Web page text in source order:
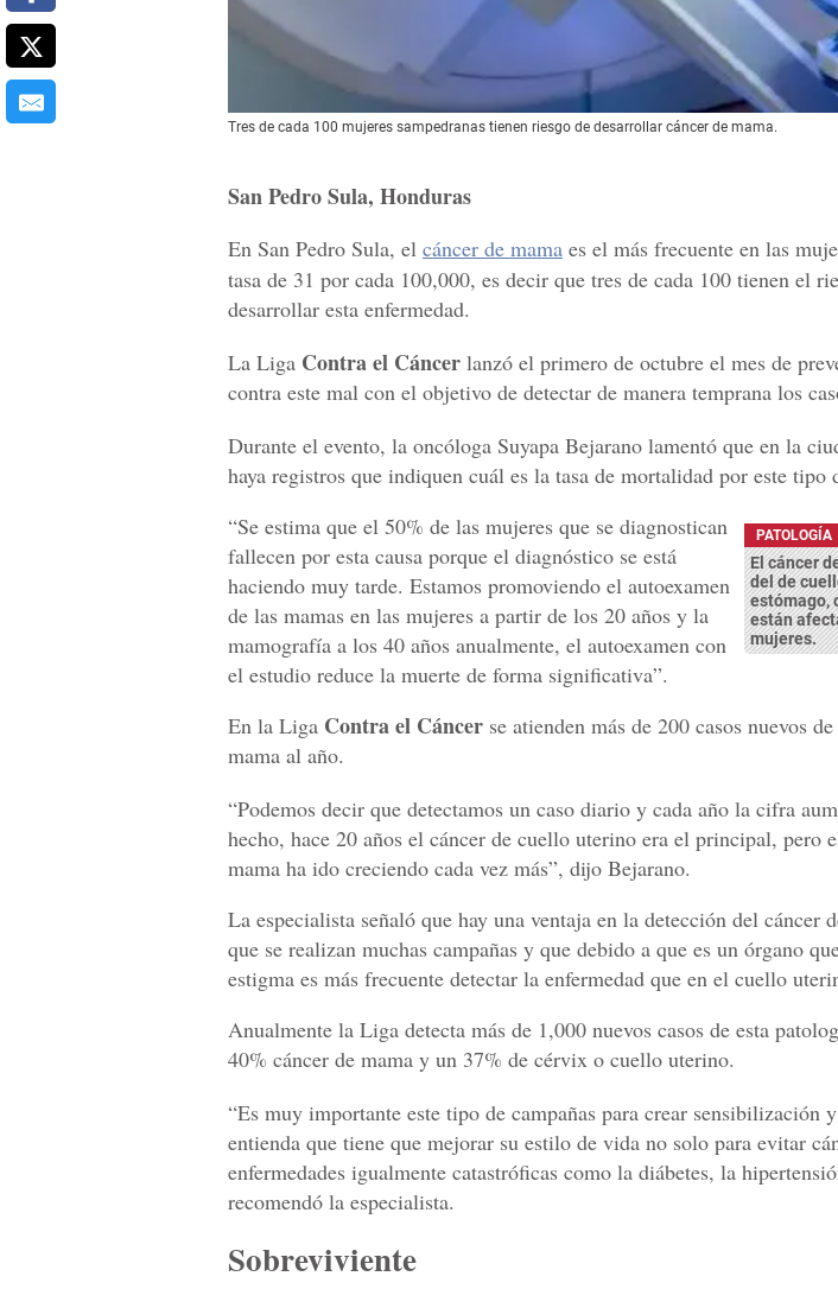
Tres de cada 100 mujeres sampedranas tienen riesgo de desarrollar cáncer de mama.
San Pedro Sula, Honduras
En San Pedro Sula, el cáncer de mama es el más frecuente en las
tasa de 31 por cada 100,000, es decir que tres de cada 100 tienen el
desarrollar esta enfermedad.
La Liga Contra el Cáncer lanzó el primero de octubre el mes de
contra este mal con el objetivo de detectar de manera temprana los
Durante el evento, la oncóloga Suyapa Bejarano lamentó que en la
haya registros que indiquen cuál es la tasa de mortalidad por este tipo
PATOLOGÍA
El cáncer
del de
estómago,
están
mujeres.
“Se estima que el 50% de las mujeres que se diagnostican
fallecen por esta causa porque el diagnóstico se está
haciendo muy tarde. Estamos promoviendo el autoexamen
de las mamas en las mujeres a partir de los 20 años y la
mamografía a los 40 años anualmente, el autoexamen con
el estudio reduce la muerte de forma significativa”.
En la Liga Contra el Cáncer se atienden más de 200 casos nuevos
mama al año.
“Podemos decir que detectamos un caso diario y cada año la cifra
hecho, hace 20 años el cáncer de cuello uterino era el principal, pero
mama ha ido creciendo cada vez más”, dijo Bejarano.
La especialista señaló que hay una ventaja en la detección del cáncer
que se realizan muchas campañas y que debido a que es un órgano
estigma es más frecuente detectar la enfermedad que en el cuello
Anualmente la Liga detecta más de 1,000 nuevos casos de esta
40% cáncer de mama y un 37% de cérvix o cuello uterino.
“Es muy importante este tipo de campañas para crear sensibilización
entienda que tiene que mejorar su estilo de vida no solo para evitar
enfermedades igualmente catastróficas como la diábetes, la
recomendó la especialista.
Sobreviviente